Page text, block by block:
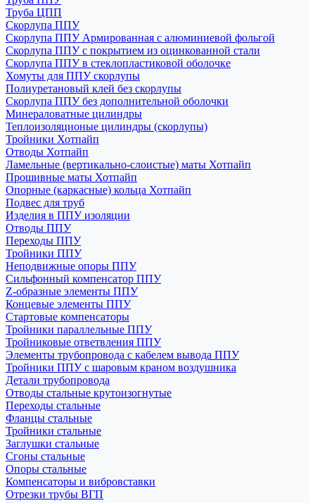
Труба ЦПП
Скорлупа ППУ
Скорлупа ППУ Армированная с алюминиевой фольгой
Скорлупа ППУ с покрытием из оцинкованной стали
Скорлупа ППУ в стеклопластиковой оболочке
Хомуты для ППУ скорлупы
Полиуретановый клей без скорлупы
Скорлупа ППУ без дополнительной оболочки
Минераловатные цилиндры
Теплоизоляционые цилиндры (скорлупы)
Тройники Хотпайп
Отводы Хотпайп
Ламельные (вертикально-слоистые) маты Хотпайп
Прошивные маты Хотпайп
Опорные (каркасные) кольца Хотпайп
Подвес для труб
Изделия в ППУ изоляции
Отводы ППУ
Переходы ППУ
Тройники ППУ
Неподвижные опоры ППУ
Cильфонный компенсатор ППУ
Z-образные элементы ППУ
Концевые элементы ППУ
Стартовые компенсаторы
Тройники параллельные ППУ
Тройниковые ответвления ППУ
Элементы трубопровода с кабелем вывода ППУ
Тройники ППУ с шаровым краном воздушника
Детали трубопровода
Отводы стальные крутоизогнутые
Переходы стальные
Фланцы стальные
Тройники стальные
Заглушки стальные
Сгоны стальные
Опоры стальные
Компенсаторы и вибровставки
Отрезки трубы ВГП